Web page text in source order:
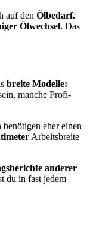
auf den Ölbedarf.
Ölwechsel. Das
breite Modelle:
manche Profi-
eher einen
Arbeitsbreite
anderer
du in fast jedem